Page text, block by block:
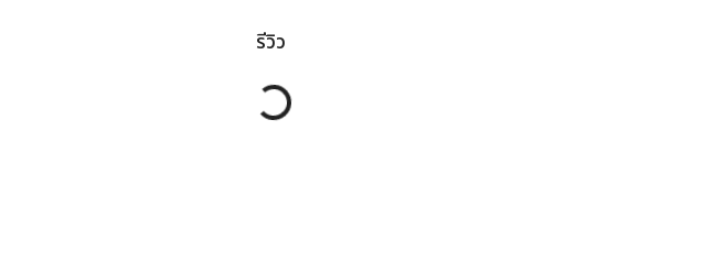
รีวิว
Loading...